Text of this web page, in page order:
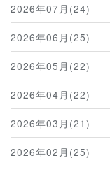
2026年07月(24)
2026年06月(25)
2026年05月(22)
2026年04月(22)
2026年03月(21)
2026年02月(25)